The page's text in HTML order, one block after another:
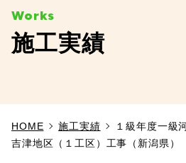
TOP
施工実績
施工実績
HOME 施工実績
１級年度一級
吉津地区（１工区）工事（新潟県）